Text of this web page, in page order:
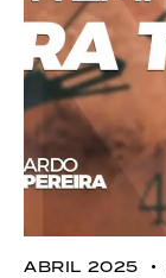
ABRIL 2025